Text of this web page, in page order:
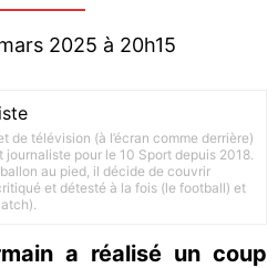
2025 à 20h15
de télévision (à l’écran comme derrière)
pour le 10 Sport depuis 2018.
au pied, il décide de couvrir
et détesté à la fois (le football) et
a réalisé un coup